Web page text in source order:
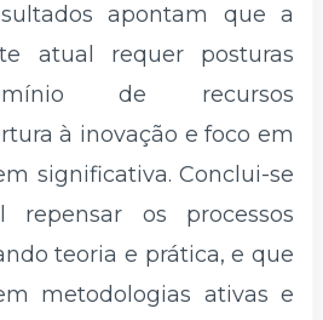
apontam que a
atual requer posturas
de recursos
à inovação e foco em
significativa. Conclui-se
repensar os processos
teoria e prática, e que
metodologias ativas e